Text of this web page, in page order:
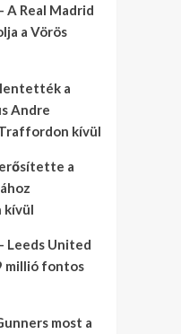
A Real Madrid
a Vörös
a
Andre
kívül
a
kívül
Leeds United
millió fontos
most a